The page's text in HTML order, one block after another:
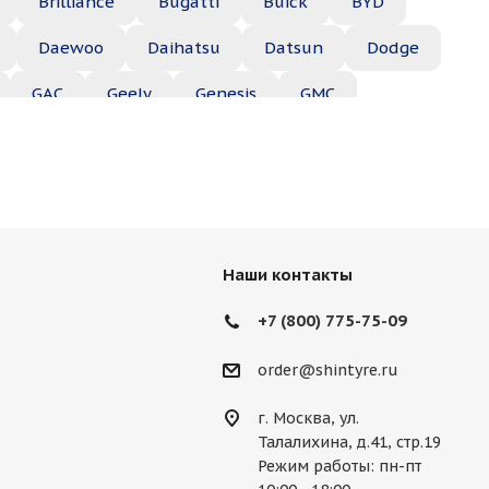
Daewoo Daihatsu Datsun Dodge
GAC Geely Genesis GMC
Renault Rolls-Royce
Suzuki Tesla
Наши контакты
+7 (800) 775-75-09
order@shintyre.ru
г. Москва, ул.
Талалихина, д.41, стр.19
Режим работы: пн-пт